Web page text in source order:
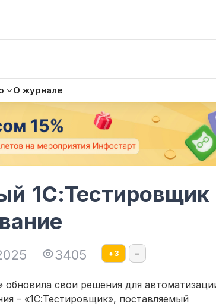
О журнале
1С:Тестировщик
3405 +3 –
обновила свои решения для
– «1С:Тестировщик», поставляемый